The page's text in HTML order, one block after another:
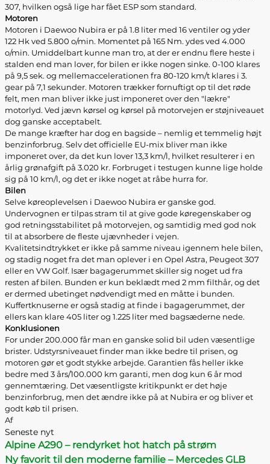
307, hvilken også lige har fået ESP som standard.
Motoren
Motoren i Daewoo Nubira er på 1.8 liter med 16 ventiler og yder
122 Hk ved 5.800 o/min. Momentet på 165 Nm. ydes ved 4.000
o/min. Umiddelbart kunne man tro, at der er endnu flere heste i
stalden end man lover, for bilen er ikke nogen sinke. 0-100 klares
på 9,5 sek. og mellemaccelerationen fra 80-120 km/t klares i 3.
gear på 7,1 sekunder. Motoren trækker fornuftigt op til det røde
felt, men man bliver ikke just imponeret over den "lækre"
motorlyd. Ved jævn kørsel og kørsel på motorvejen er støjniveauet
dog ganske acceptabelt.
De mange kræfter har dog en bagside – nemlig et temmelig højt
benzinforbrug. Selv det officielle EU-mix bliver man ikke
imponeret over, da det kun lover 13,3 km/l, hvilket resulterer i en
årlig grønafgift på 3.020 kr. Forbruget i testugen kunne lige holde
sig på 10 km/l, og det er ikke noget at råbe hurra for.
Bilen
Selve køreoplevelsen i Daewoo Nubira er ganske god.
Undervognen er tilpas stram til at give gode køregenskaber og
god retningsstabilitet på motorvejen, og samtidig med god nok
til at absorbere de fleste ujævnheder i vejen.
Kvalitetsindtrykket er ikke på samme niveau igennem hele bilen,
og stadig noget fra det man oplever i en Opel Astra, Peugeot 307
eller en VW Golf. Især bagagerummet skiller sig noget ud fra
resten af bilen. Bunden er kun beklædt med 2 mm filthår, og det
er dermed ubetinget nødvendigt med en måtte i bunden.
Kuffertknuserne er også stadig at finde i bagagerummet, der
ellers kan klare 405 liter og 1.225 liter med bagsæderne nede.
Konklusionen
For under 200.000 får man en ganske solid bil uden væsentlige
brister. Udstyrsniveauet finder man ikke bedre til prisen, og
motoren gør et godt stykke arbejde. Garantien fås heller ikke
bedre med 3 års/100.000 km garanti, men dog kun 6 år mod
gennemtæring. Det væsentligste kritikpunkt er det høje
benzinforbrug, men det ændre ikke på at Nubira er og bliver et
godt køb til prisen.
Af
Seneste nyt
Alpine A290 – rendyrket hot hatch på strøm
Ny favorit til den moderne familie – Mercedes GLB